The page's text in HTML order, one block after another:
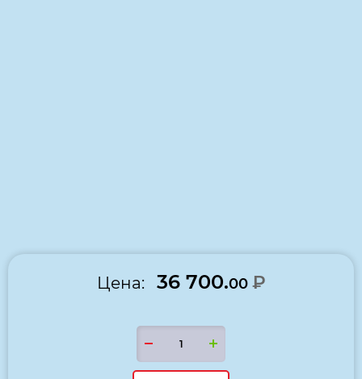
Цена: 36 700.00 ₽